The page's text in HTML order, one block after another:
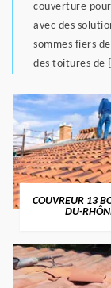
couverture
avec des
sommes fiers
des toitures de
COUVREUR 13
DU-